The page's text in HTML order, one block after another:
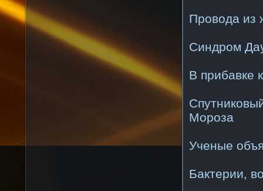
Провода из
Синдром
В прибавке
Мороза
Ученые
Бактерии,